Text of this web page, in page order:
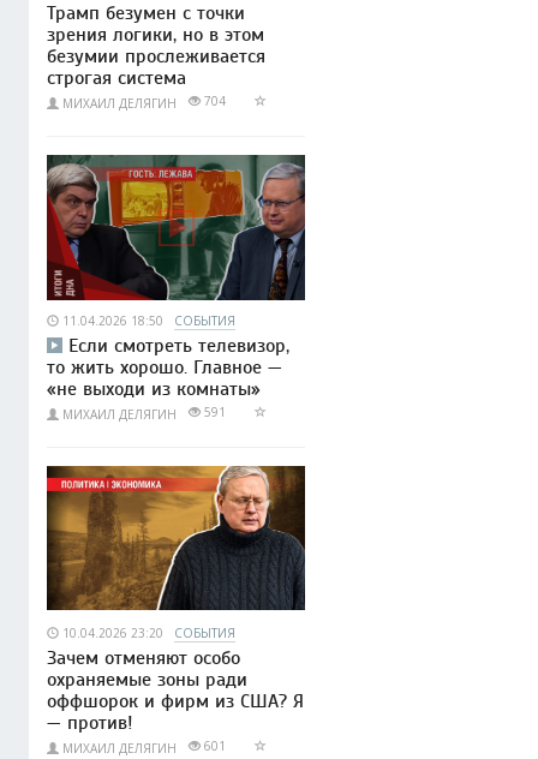
Трамп безумен с точки
зрения логики, но в этом
безумии прослеживается
строгая система
МИХАИЛ ДЕЛЯГИН 704
11.04.2026 18:50 СОБЫТИЯ
Если смотреть телевизор,
то жить хорошо. Главное —
«не выходи из комнаты»
МИХАИЛ ДЕЛЯГИН 591
10.04.2026 23:20 СОБЫТИЯ
Зачем отменяют особо
охраняемые зоны ради
оффшорок и фирм из США? Я
— против!
МИХАИЛ ДЕЛЯГИН 601